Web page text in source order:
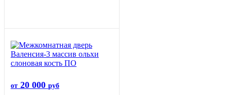
от 20 000 руб